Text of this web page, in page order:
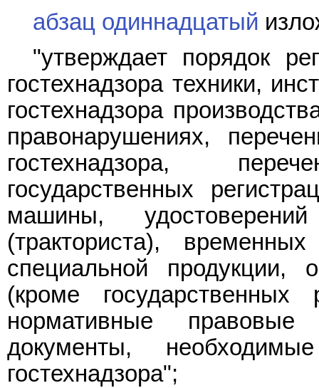
абзац одиннадцатый
"утверждает порядок
гостехнадзора техники,
гостехнадзора
правонарушениях,
гостехнадзора,
государственных
машины,
(тракториста),
специальной продукции,
(кроме государственных
нормативные правовые
документы,
гостехнадзора";